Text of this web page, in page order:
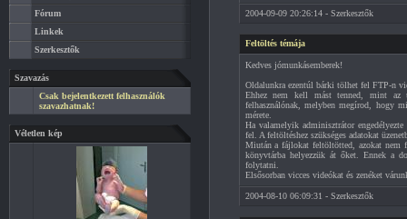
Fórum
Linkek
Szerkesztők
Szavazás
Csak bejelentkezett felhasználók
szavazhatnak!
Véletlen kép
2004-09-09 20:26:14 - Szerkesztők
Feltöltés témája
Kedves jómunkásemberek!
Oldalunkra ezentúl bárki tölhet fel FTP-n
Ehhez nem kell mást tenned, mint az
felhasználónak, melyben megírod, hogy
mérete.
Ha valamelyik adminisztrátor
fel. A feltöltéshez szükséges adatokat
Miután a fájlokat feltöltötted, azokat nem
könyvtárba helyezzük át őket. Ennek a
folytatni.
Elsősorban vicces videókat és zenéket
2004-08-10 06:09:31 - Szerkesztők